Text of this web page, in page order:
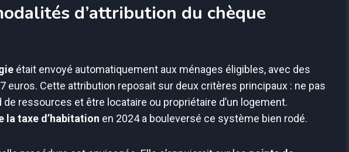
d’attribution du chèque
était envoyé automatiquement aux ménages éligibles, avec des
euros. Cette attribution reposait sur deux critères principaux : ne pas
ressources et être locataire ou propriétaire d’un logement.
la taxe d’habitation en 2024 a bouleversé ce système bien rodé.